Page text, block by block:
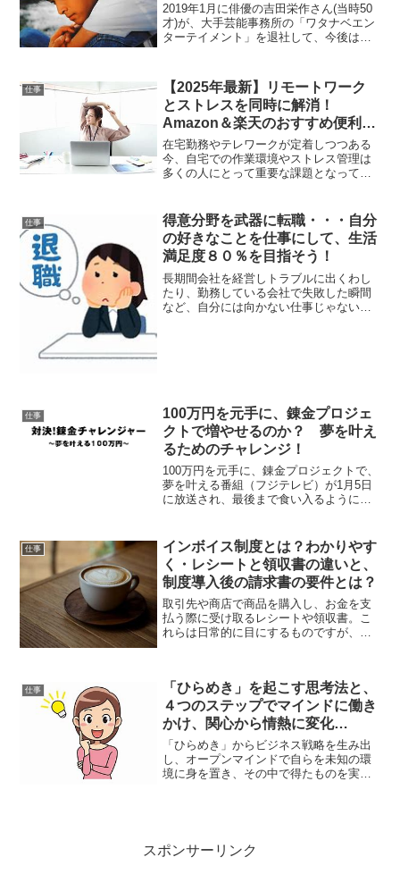
2019年1月に俳優の吉田栄作さん(当時50
才)が、大手芸能事務所の「ワタナベエン
ターテイメント」を退社して、今後は個
としてのデビュー作である、映画「ガラ
スの中の少...
仕事
【2025年最新】リモートワーク
とストレスを同時に解消！
Amazon＆楽天のおすすめ便利グ
ッズ12選
在宅勤務やテレワークが定着しつつある
今、自宅での作業環境やストレス管理は
多くの人にとって重要な課題となってい
便利グッズや、ストレスを和らげるリラ
ックスアイテムを厳...
仕事
得意分野を武器に転職・・・自分
の好きなことを仕事にして、生活
満足度８０％を目指そう！
長期間会社を経営しトラブルに出くわし
たり、勤務している会社で失敗した瞬間
など、自分には向かない仕事じゃないか
仕事
100万円を元手に、錬金プロジェ
クトで増やせるのか？ 夢を叶え
るためのチャレンジ！
100万円を元手に、錬金プロジェクトで、
夢を叶える番組（フジテレビ）が1月5日
に放送され、最後まで食い入るように見
移せない3人に、番組が100万円を貸出し
て錬金プロジェ...
仕事
インボイス制度とは？わかりやす
く・レシートと領収書の違いと、
制度導入後の請求書の要件とは？
取引先や商店で商品を購入し、お金を支
払う際に受け取るレシートや領収書。こ
れらは日常的に目にするものですが、実
大きく変わる可能性があり...
仕事
「ひらめき」を起こす思考法と、
４つのステップでマインドに働き
かけ、関心から情熱に変化
を・・・
「ひらめき」からビジネス戦略を生み出
し、オープンマインドで自らを未知の環
境に身を置き、その中で得たものを実践
スポンサーリンク